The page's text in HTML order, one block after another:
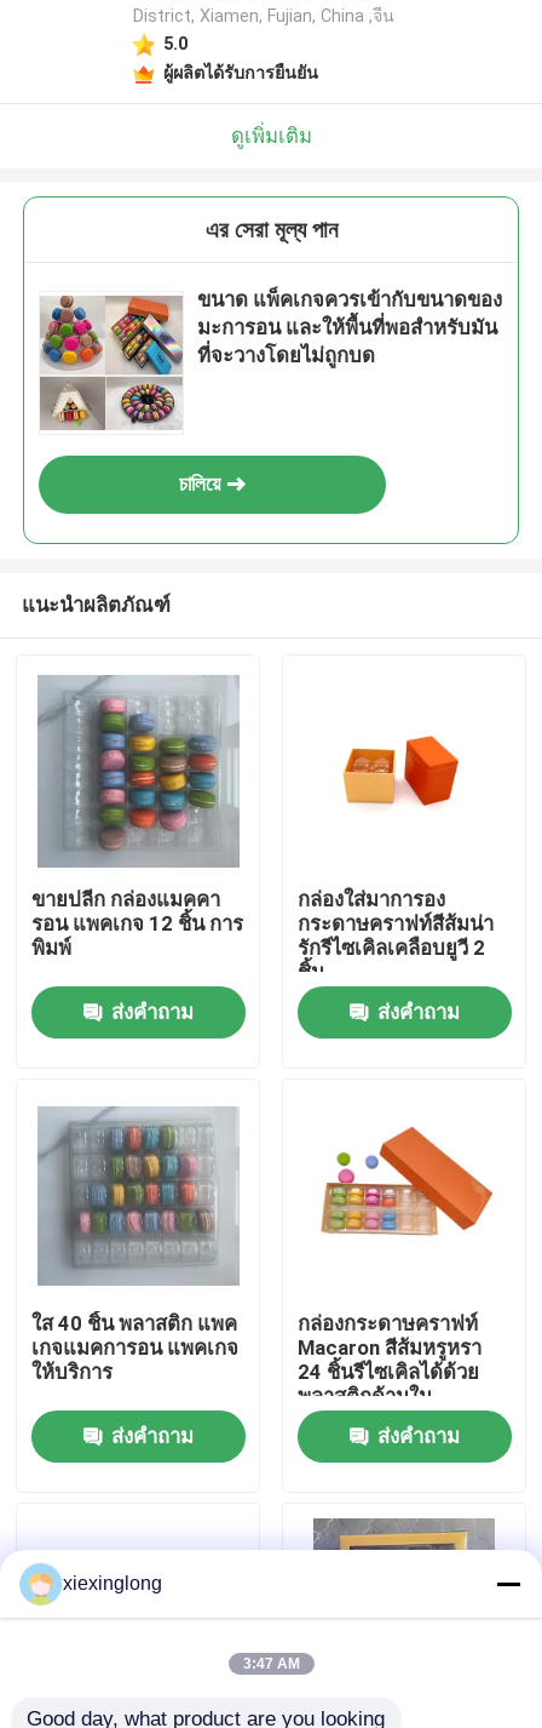
สินค้า
วิดีโอ
เกี่ยวกับเรา
ทัวร์โรงงาน
การควบคุมคุณภาพ
ข่าว
โฟม EPS EPP
District, Xiamen, Fujian, China ,จีน
5.0
ผู้ผลิตได้รับการยืนยัน
ดูเพิ่มเติม
এর সেরা মূল্য পান
ขนาด แพ็คเกจควรเข้ากับขนาดของ
มะการอน และให้พื้นที่พอสําหรับมัน
ที่จะวางโดยไม่ถูกบด
চালিয়ে
แนะนำผลิตภัณฑ์
ขายปลีก กล่องแมคคา
รอน แพคเกจ 12 ชิ้น การ
พิมพ์
ส่งคำถาม
กล่องใส่มาการอง
กระดาษคราฟท์สีส้มน่า
รักรีไซเคิลเคลือบยูวี 2
ชิ้น
ส่งคำถาม
ใส 40 ชิ้น พลาสติก แพค
เกจแมคการอน แพคเกจ
ให้บริการ
ส่งคำถาม
กล่องกระดาษคราฟท์
Macaron สีส้มหรูหรา
24 ชิ้นรีไซเคิลได้ด้วย
พลาสติกด้านใน
ส่งคำถาม
xiexinglong
3:47 AM
Good day, what product are you looking